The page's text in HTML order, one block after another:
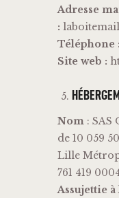
Adresse
:
Téléphone :
Site web :
Nom : SAS
de 10 059
Lille
761 419
Assujettie à